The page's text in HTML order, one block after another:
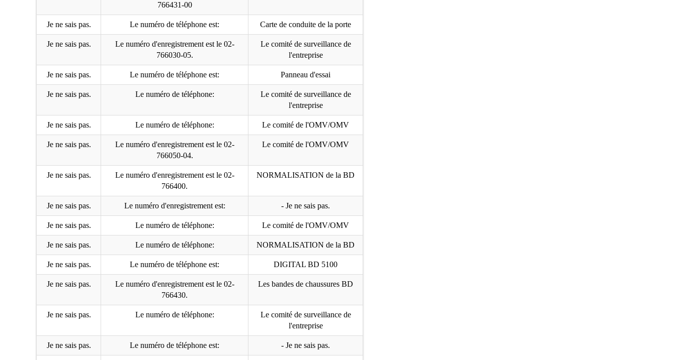
766431-00
Je ne sais pas. Le numéro de téléphone est: Carte de conduite de la porte
Je ne sais pas.
Le numéro d'enregistrement est le 02-
766030-05.
Le comité de surveillance de
l'entreprise
Je ne sais pas. Le numéro de téléphone est: Panneau d'essai
Je ne sais pas. Le numéro de téléphone:
Le comité de surveillance de
l'entreprise
Je ne sais pas. Le numéro de téléphone: Le comité de l'OMV/OMV
Je ne sais pas.
Le numéro d'enregistrement est le 02-
766050-04.
Le comité de l'OMV/OMV
Je ne sais pas.
Le numéro d'enregistrement est le 02-
766400.
NORMALISATION de la BD
Je ne sais pas. Le numéro d'enregistrement est: - Je ne sais pas.
Je ne sais pas. Le numéro de téléphone: Le comité de l'OMV/OMV
Je ne sais pas. Le numéro de téléphone: NORMALISATION de la BD
Je ne sais pas. Le numéro de téléphone est: DIGITAL BD 5100
Je ne sais pas.
Le numéro d'enregistrement est le 02-
766430.
Les bandes de chaussures BD
Je ne sais pas. Le numéro de téléphone:
Le comité de surveillance de
l'entreprise
Je ne sais pas. Le numéro de téléphone est: - Je ne sais pas.